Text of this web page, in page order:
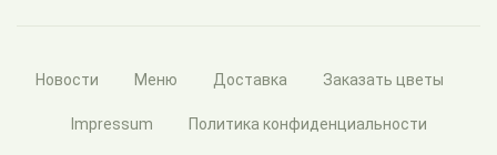
Новости Меню Доставка Заказать цветы
Impressum Политика конфиденциальности